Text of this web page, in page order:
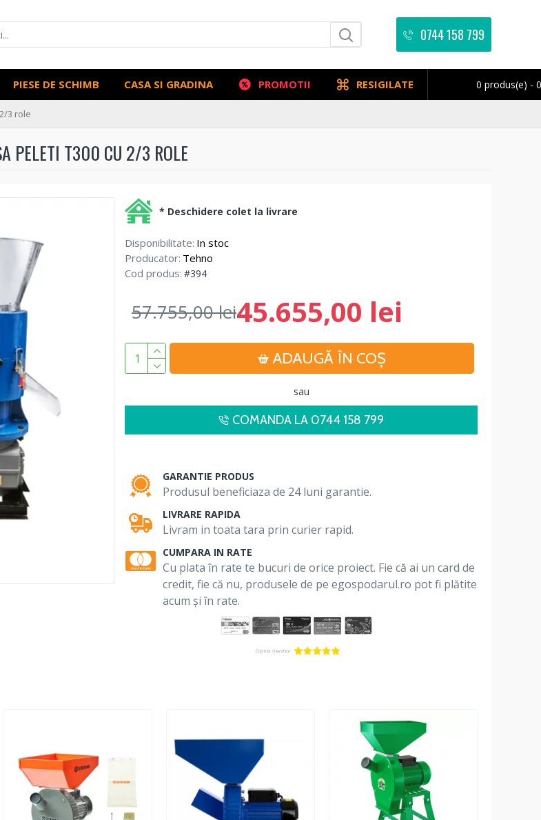
0744 158 799
PIESE DE SCHIMB CASA SI GRADINA PROMOTII RESIGILATE 0 produs(e) -
3 role
PELETI T300 CU 2/3 ROLE
Disponibilitate: In stoc
Producator: Tehno
Cod produs: #394
45.655,00 lei
57.755,00 lei
ADAUGĂ ÎN COŞ
* Deschidere colet la livrare
sau
COMANDA LA 0744 158 799
GARANTIE PRODUS
Produsul beneficiaza de 24 luni garantie.
LIVRARE RAPIDA
Livram in toata tara prin curier rapid.
CUMPARA IN RATE
Cu plata în rate te bucuri de orice proiect. Fie că ai un card de
credit, fie că nu, produsele de pe egospodarul.ro pot fi plătite
acum și în rate.